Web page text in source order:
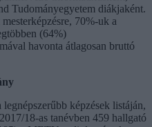
Tudományegyetem diákjaként.
70%-uk a
(64%)
havonta átlagosan bruttó
képzések listáján,
18-as tanévben 459 hallgató